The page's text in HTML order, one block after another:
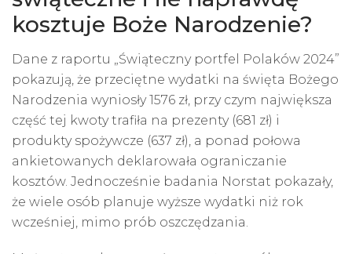
kosztuje Boże Narodzenie?
Dane z raportu „Świąteczny portfel Polaków 2024”
pokazują, że przeciętne wydatki na święta Bożego
Narodzenia wyniosły 1576 zł, przy czym największa
część tej kwoty trafiła na prezenty (681 zł) i
produkty spożywcze (637 zł), a ponad połowa
ankietowanych deklarowała ograniczanie
kosztów. Jednocześnie badania Norstat pokazały,
że wiele osób planuje wyższe wydatki niż rok
wcześniej, mimo prób oszczędzania.